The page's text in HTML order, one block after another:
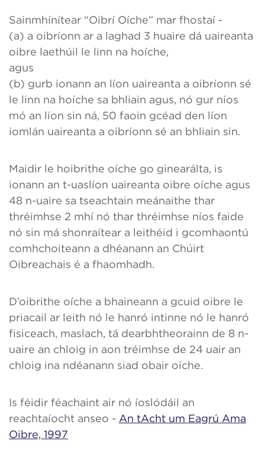
Sainmhínítear “Oibrí Oíche” mar fhostaí -
(a) a oibríonn ar a laghad 3 huaire dá uaireanta
oibre laethúil le linn na hoíche,
agus
(b) gurb ionann an líon uaireanta a oibríonn sé
le linn na hoíche sa bhliain agus, nó gur níos
mó an líon sin ná, 50 faoin gcéad den líon
iomlán uaireanta a oibríonn sé an bhliain sin.
Maidir le hoibrithe oíche go ginearálta, is
ionann an t-uaslíon uaireanta oibre oíche agus
48 n-uaire sa tseachtain meánaithe thar
thréimhse 2 mhí nó thar thréimhse níos faide
nó sin má shonraítear a leithéid i gcomhaontú
comhchoiteann a dhéanann an Chúirt
Oibreachais é a fhaomhadh.
D’oibrithe oíche a bhaineann a gcuid oibre le
priacail ar leith nó le hanró intinne nó le hanró
fisiceach, maslach, tá dearbhtheorainn de 8 n-
uaire an chloig in aon tréimhse de 24 uair an
chloig ina ndéanann siad obair oíche.
Is féidir féachaint air nó íoslódáil an
reachtaíocht anseo - An tAcht um Eagrú Ama
Oibre, 1997